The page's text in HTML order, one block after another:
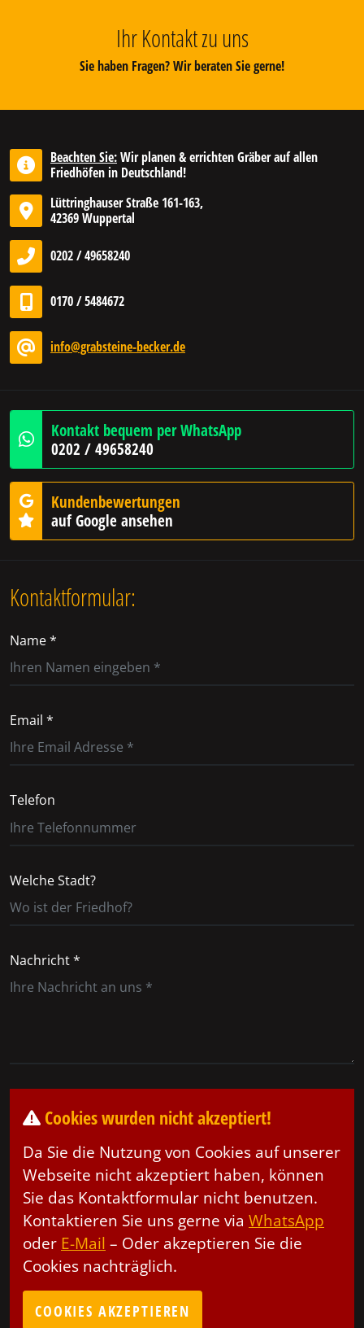
Ihr Kontakt zu uns
Sie haben Fragen? Wir beraten Sie gerne!
Beachten Sie:Wir planen & errichten Gräber auf allen
Friedhöfen in Deutschland!
Lüttringhauser Straße 161-163,
42369 Wuppertal
0202 / 49658240
0170 / 5484672
info@grabsteine-becker.de
Kontakt bequem per WhatsApp
0202 / 49658240
Kundenbewertungen
auf Google ansehen
Kontaktformular:
Name *
Email *
Telefon
Welche Stadt?
Nachricht *
Cookies wurden nicht akzeptiert!
Da Sie die Nutzung von Cookies auf unserer
Webseite nicht akzeptiert haben, können
Sie das Kontaktformular nicht benutzen.
Kontaktieren Sie uns gerne via WhatsApp
oder E-Mail – Oder akzeptieren Sie die
Cookies nachträglich.
COOKIES AKZEPTIEREN